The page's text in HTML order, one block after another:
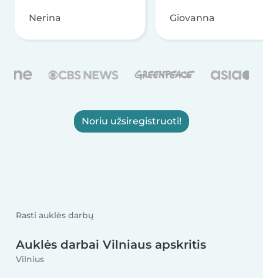
Nerina Giovanna
Noriu užsiregistruoti!
Rasti auklės darbų
Auklės darbai Vilniaus apskritis
Vilnius